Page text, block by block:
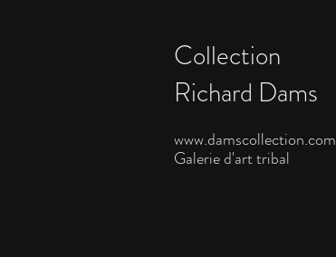
Collection
Richard Dams
www.damscollection.com
Galerie d'art tribal